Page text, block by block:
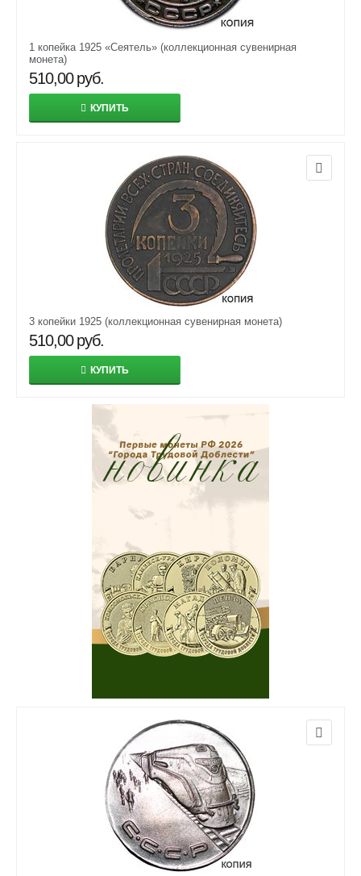
1 копейка 1925 «Сеятель» (коллекционная сувенирная
монета)
510,00 руб.
КУПИТЬ
3 копейки 1925 (коллекционная сувенирная монета)
510,00 руб.
КУПИТЬ